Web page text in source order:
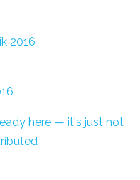
2016
here — it's just not